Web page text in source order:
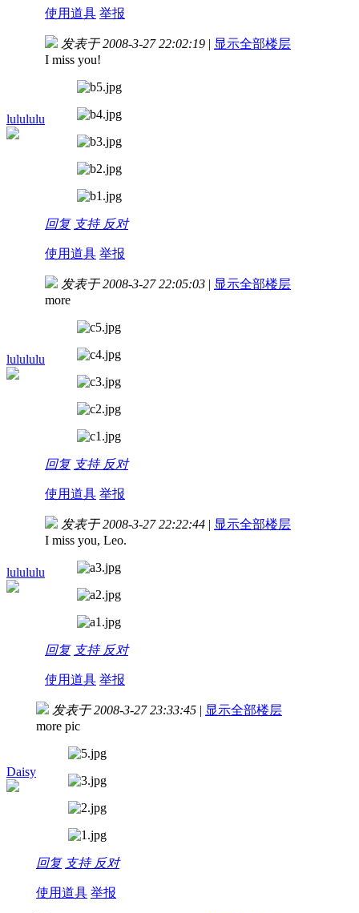
使用道具 举报
lulululu
发表于 2008-3-27 22:02:19 | 显示全部楼层
I miss you!
回复 支持 反对
使用道具 举报
lulululu
发表于 2008-3-27 22:05:03 | 显示全部楼层
more
回复 支持 反对
使用道具 举报
lulululu
发表于 2008-3-27 22:22:44 | 显示全部楼层
I miss you, Leo.
回复 支持 反对
使用道具 举报
Daisy
发表于 2008-3-27 23:33:45 | 显示全部楼层
more pic
回复 支持 反对
使用道具 举报